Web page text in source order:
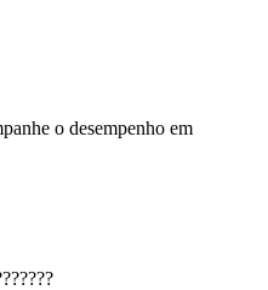
o desempenho em